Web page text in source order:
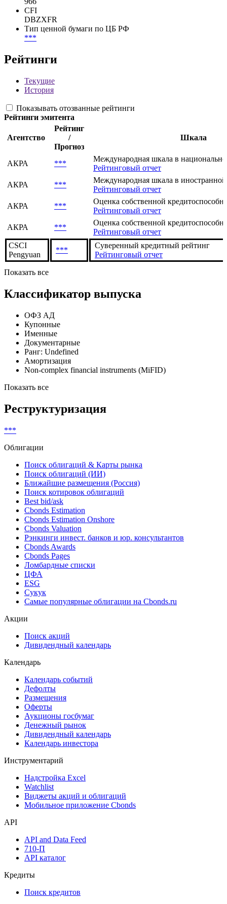
CFI
DBZXFR
Тип ценной бумаги по ЦБ РФ
***
Рейтинги
Текущие
История
Показывать отозванные рейтинги
Рейтинги эмитента
Агентство
Рейтинг
/
Прогноз
Шкала
АКРА ***
Международная шкала в
Рейтинговый отчет
АКРА
***
Международная шкала в
Рейтинговый отчет
АКРА
***
Оценка собственной
Рейтинговый отчет
АКРА
***
Оценка собственной
Рейтинговый отчет
CSCI
Pengyuan
***
Суверенный кредитный рейтинг
Рейтинговый отчет
Показать все
Классификатор выпуска
ОФЗ АД
Купонные
Именные
Документарные
Ранг: Undefined
Амортизация
Non-complex financial instruments (MiFID)
Показать все
Реструктуризация
***
Облигации
Поиск облигаций & Карты рынка
Поиск облигаций (ИИ)
Ближайшие размещения (Россия)
Поиск котировок облигаций
Best bid/ask
Cbonds Estimation
Cbonds Estimation Onshore
Cbonds Valuation
Рэнкинги инвест. банков и юр. консультантов
Cbonds Awards
Cbonds Pages
Ломбардные списки
ЦФА
ESG
Сукук
Самые популярные облигации на Cbonds.ru
Акции
Поиск акций
Дивидендный календарь
Календарь
Календарь событий
Дефолты
Размещения
Оферты
Аукционы госбумаг
Денежный рынок
Дивидендный календарь
Календарь инвестора
Инструментарий
Надстройка Excel
Watchlist
Виджеты акций и облигаций
Мобильное приложение Cbonds
API
API and Data Feed
710-П
API каталог
Кредиты
Поиск кредитов